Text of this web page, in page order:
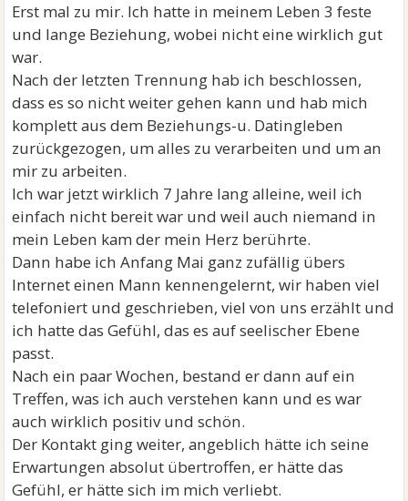
Erst mal zu mir. Ich hatte in meinem Leben 3 feste
und lange Beziehung, wobei nicht eine wirklich gut
war.
Nach der letzten Trennung hab ich beschlossen,
dass es so nicht weiter gehen kann und hab mich
komplett aus dem Beziehungs-u. Datingleben
zurückgezogen, um alles zu verarbeiten und um an
mir zu arbeiten.
Ich war jetzt wirklich 7 Jahre lang alleine, weil ich
einfach nicht bereit war und weil auch niemand in
mein Leben kam der mein Herz berührte.
Dann habe ich Anfang Mai ganz zufällig übers
Internet einen Mann kennengelernt, wir haben viel
telefoniert und geschrieben, viel von uns erzählt und
ich hatte das Gefühl, das es auf seelischer Ebene
passt.
Nach ein paar Wochen, bestand er dann auf ein
Treffen, was ich auch verstehen kann und es war
auch wirklich positiv und schön.
Der Kontakt ging weiter, angeblich hätte ich seine
Erwartungen absolut übertroffen, er hätte das
Gefühl, er hätte sich im mich verliebt.